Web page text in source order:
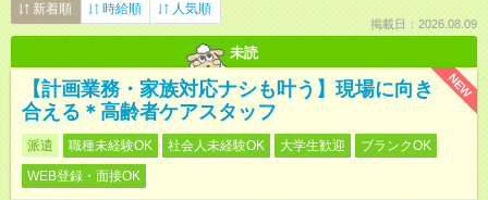
新着順 時給順 人気順
掲載日：2026.08.09
未読
NEW
【計画業務・家族対応ナシも叶う】現場に向き
合える＊高齢者ケアスタッフ
派遣 職種未経験OK 社会人未経験OK 大学生歓迎
ブランクOK
WEB登録・面接OK